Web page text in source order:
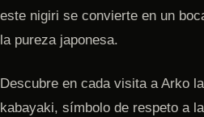
este nigiri se convierte en un
la pureza japonesa.
Descubre en cada visita a Arko
kabayaki, símbolo de respeto a